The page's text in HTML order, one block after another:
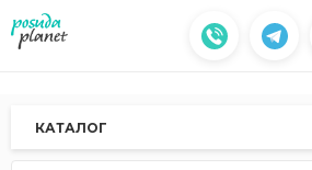
КАТАЛОГ